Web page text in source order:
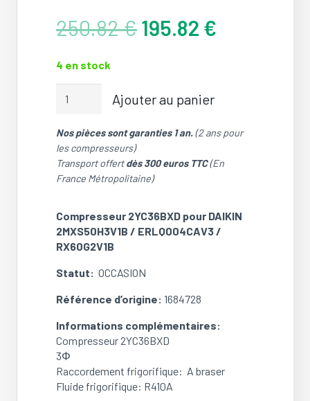
250.82€Le
prix
195.82 €
4 en stock
2YC36BXD
pour
DAIKIN
2MXS50H3V1B
ERLQ004CAV3
/
RX60G2V1B
1684728)
Ajouter au panier
Nos pièces sont garanties 1 an.(2 ans pour
les compresseurs)
Transport offertdès 300 euros TTC(En
France Métropolitaine)
Compresseur 2YC36BXD pour DAIKIN
2MXS50H3V1B / ERLQ004CAV3 /
RX60G2V1B
Statut: OCCASION
Référence d’origine: 1684728
Informations complémentaires:
Compresseur 2YC36BXD
3Φ
Raccordement frigorifique: A braser
Fluide frigorifique: R410A